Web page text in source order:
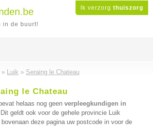
Ik verzorg thuiszorg
in de buurt!
» Luik » Seraing le Chateau
le Chateau
helaas nog geen verpleegkundigen in
geldt ook voor de gehele provincie Luik
bovenaan deze pagina uw postcode in voor de